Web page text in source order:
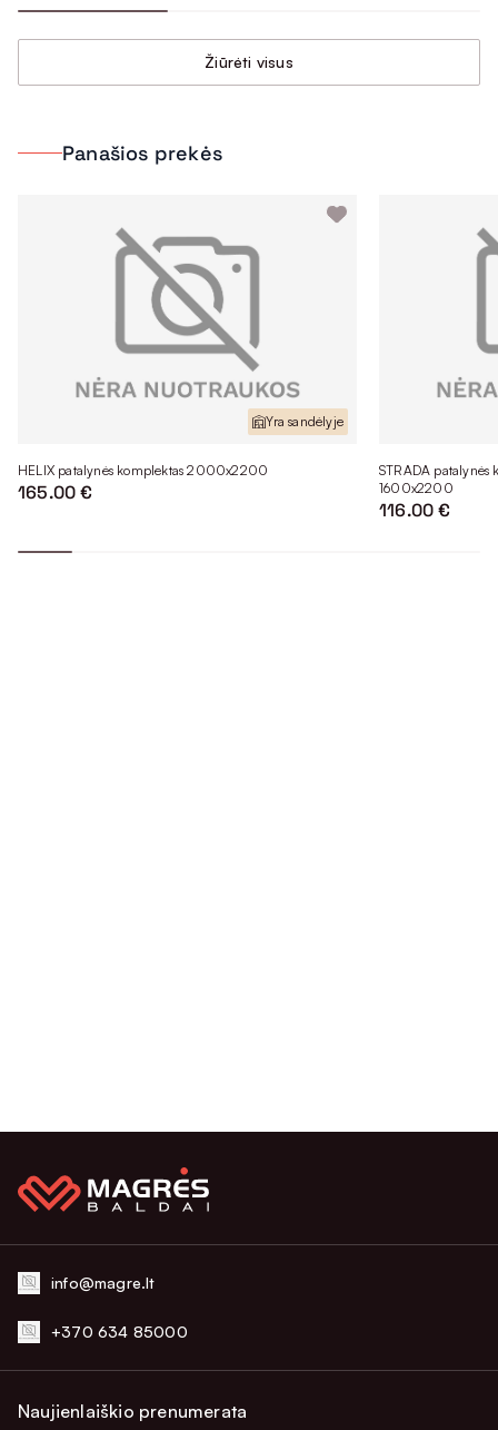
Žiūrėti visus
Panašios prekės
Yra sandėlyje
HELIX patalynės komplektas 2000x2200
165.00 €
STRADA patalynės
1600x2200
116.00 €
info@magre.lt
+370 634 85000
Naujienlaiškio prenumerata